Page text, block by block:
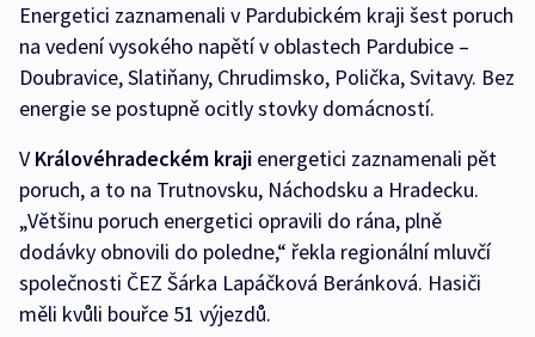
Energetici zaznamenali v Pardubickém kraji šest poruch
na vedení vysokého napětí v oblastech Pardubice –
Doubravice, Slatiňany, Chrudimsko, Polička, Svitavy. Bez
energie se postupně ocitly stovky domácností.
VKrálovéhradeckém kraji energetici zaznamenali pět
poruch, a to na Trutnovsku, Náchodsku a Hradecku.
„Většinu poruch energetici opravili do rána, plně
dodávky obnovili do poledne,“ řekla regionální mluvčí
společnosti ČEZ Šárka Lapáčková Beránková. Hasiči
měli kvůli bouřce 51 výjezdů.